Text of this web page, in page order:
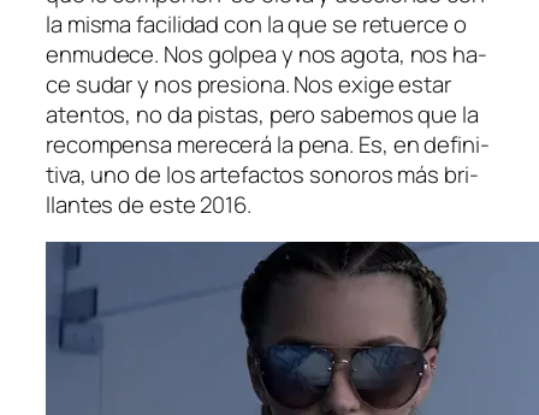
la mis­ma fa­ci­li­dad con la que se re­tuer­ce o
en­mu­de­ce. Nos gol­pea y nos ago­ta, nos ha­
ce su­dar y nos pre­sio­na. Nos exi­ge es­tar
aten­tos, no da pis­tas, pe­ro sa­be­mos que la
re­com­pen­sa me­re­ce­rá la pe­na. Es, en de­fi­ni­
ti­va, uno de los ar­te­fac­tos so­no­ros más bri­
llan­tes de es­te 2016.